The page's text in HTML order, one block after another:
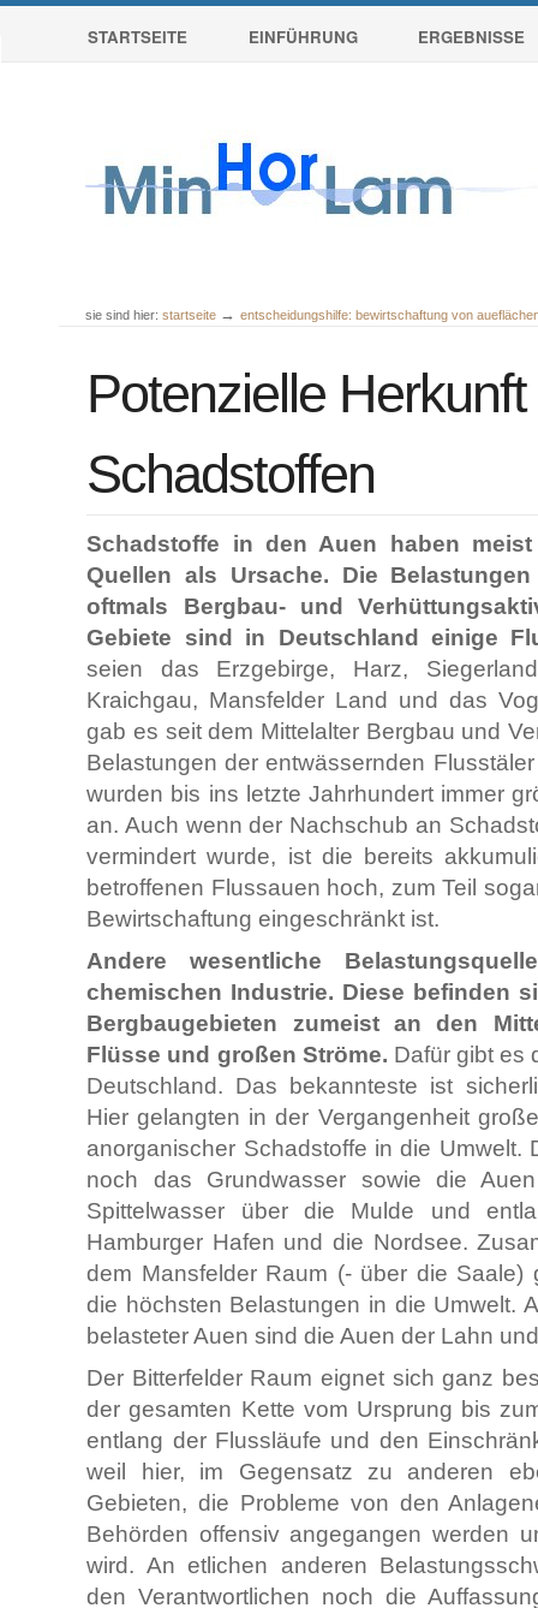
DirektSTARTSEITE EINFÜHRUNG ERGEBNISSE
sie sind hier: startseite →entscheidungshilfe: bewirtschaftung von
Potenzielle
Schadstoffen
Schadstoffe in den Auen haben
Quellen als Ursache.
Die
oftmals Bergbau- und
Gebiete sind in Deutschland einige
seien das Erzgebirge, Harz,
Kraichgau, Mansfelder Land und das
gab es seit dem Mittelalter Bergbau und
Belastungen der entwässernden
wurden bis ins letzte Jahrhundert immer
an. Auch wenn der Nachschub an
vermindert wurde, ist die bereits
betroffenen Flussauen hoch, zum Teil
Bewirtschaftung eingeschränkt ist.
Andere wesentliche
chemischen Industrie. Diese befinden
Bergbaugebieten zumeist an den
Flüsse und großen Ströme. Dafür gibt es
Deutschland. Das bekannteste ist
Hier gelangten in der Vergangenheit
anorganischer Schadstoffe in die Umwelt.
noch das Grundwasser sowie die
Spittelwasser über die Mulde und
Hamburger Hafen und die Nordsee.
dem Mansfelder Raum (- über die Saale)
die höchsten Belastungen in die Umwelt.
belasteter Auen sind die Auen der Lahn
Der Bitterfelder Raum eignet sich ganz
der gesamten Kette vom Ursprung bis
entlang der Flussläufe und den
weil hier, im Gegensatz zu anderen
Gebieten, die Probleme von den
Behörden offensiv angegangen werden
wird. An etlichen anderen
den Verantwortlichen noch die